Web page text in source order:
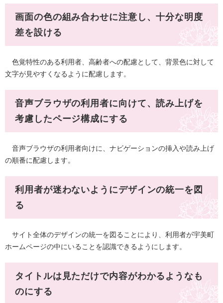
画面の色の組み合わせに注意し、十分な明度
差を設ける
色覚特性のある利用者、高齢者への配慮として、背景色に対して
文字が見やすくなるように配慮します。
音声ブラウザの利用者に向けて、読み上げを
考慮したページ構成にする
音声ブラウザの利用者向けに、ナビゲーションの挿入や読み上げ
の順番に配慮します。
利用者が迷わないようにデザインの統一を図
る
サイト全体のデザインの統一を図ることにより、利用者が宇美町
ホームページの中にいることを認識できるようにします。
タイトルは見ただけで内容がわかるようなも
のにする